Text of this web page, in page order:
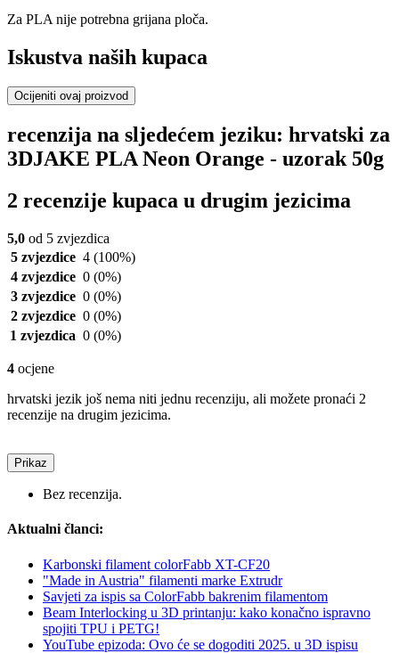
Za PLA nije potrebna grijana ploča.
Iskustva naših kupaca
Ocijeniti ovaj proizvod
recenzija na sljedećem jeziku: hrvatski za
3DJAKE PLA Neon Orange - uzorak 50g
2 recenzije kupaca u drugim jezicima
5,0 od 5 zvjezdica
5 zvjezdice 4 (100%)
4 zvjezdice 0 (0%)
3 zvjezdice 0 (0%)
2 zvjezdice 0 (0%)
1 zvjezdica 0 (0%)
4 ocjene
hrvatski jezik još nema niti jednu recenziju, ali možete pronaći 2
recenzije na drugim jezicima.
Prikaz
Bez recenzija.
Aktualni članci:
Karbonski filament colorFabb XT-CF20
"Made in Austria" filamenti marke Extrudr
Savjeti za ispis sa ColorFabb bakrenim filamentom
Beam Interlocking u 3D printanju: kako konačno ispravno
spojiti TPU i PETG!
YouTube epizoda: Ovo će se dogoditi 2025. u 3D ispisu